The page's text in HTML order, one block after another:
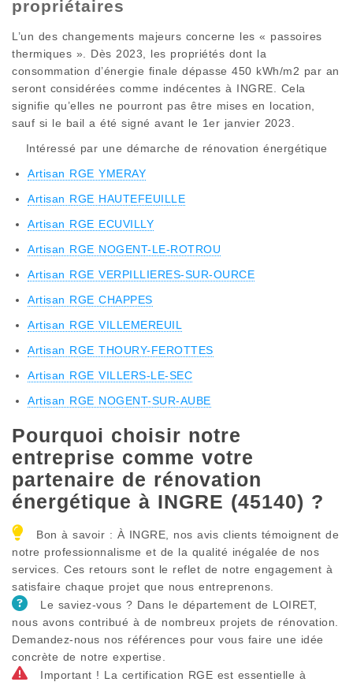
propriétaires
L’un des changements majeurs concerne les « passoires
thermiques ». Dès 2023, les propriétés dont la
consommation d’énergie finale dépasse 450 kWh/m2 par an
seront considérées comme indécentes à INGRE. Cela
signifie qu’elles ne pourront pas être mises en location,
sauf si le bail a été signé avant le 1er janvier 2023.
Intéressé par une démarche de rénovation énergétique
Artisan RGE YMERAY
Artisan RGE HAUTEFEUILLE
Artisan RGE ECUVILLY
Artisan RGE NOGENT-LE-ROTROU
Artisan RGE VERPILLIERES-SUR-OURCE
Artisan RGE CHAPPES
Artisan RGE VILLEMEREUIL
Artisan RGE THOURY-FEROTTES
Artisan RGE VILLERS-LE-SEC
Artisan RGE NOGENT-SUR-AUBE
Pourquoi choisir notre
entreprise comme votre
partenaire de rénovation
énergétique à INGRE (45140) ?
Bon à savoir : À INGRE, nos avis clients témoignent de
notre professionnalisme et de la qualité inégalée de nos
services. Ces retours sont le reflet de notre engagement à
satisfaire chaque projet que nous entreprenons.
Le saviez-vous ? Dans le département de LOIRET,
nous avons contribué à de nombreux projets de rénovation.
Demandez-nous nos références pour vous faire une idée
concrète de notre expertise.
Important ! La certification RGE est essentielle à